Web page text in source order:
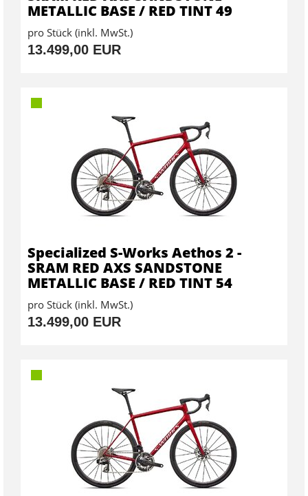
METALLIC BASE / RED TINT 49
pro Stück (inkl. MwSt.)
13.499,00 EUR
Specialized S-Works Aethos 2 -
SRAM RED AXS SANDSTONE
METALLIC BASE / RED TINT 54
pro Stück (inkl. MwSt.)
13.499,00 EUR